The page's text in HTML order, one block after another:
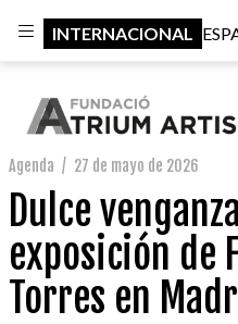
INTERNACIONAL
Agenda / 27 de mayo de 2026
Dulce
exposición de
Torres en